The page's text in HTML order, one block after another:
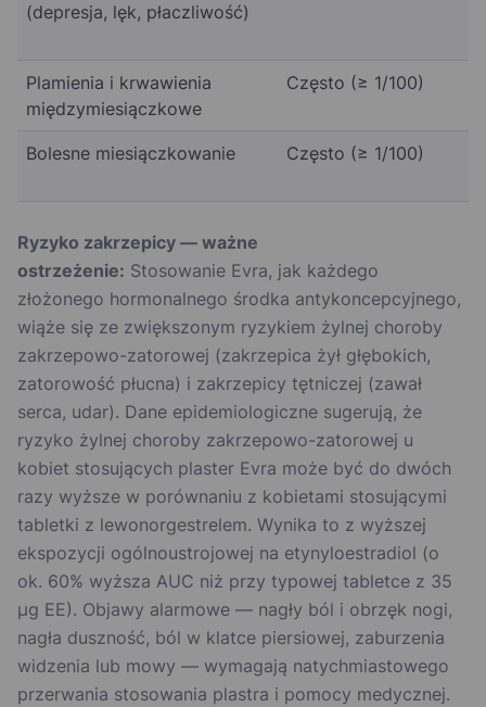
(depresja, lęk, płaczliwość)
Plamienia i krwawienia
międzymiesiączkowe
Często (≥ 1/100)
Bolesne miesiączkowanie Często (≥ 1/100)
Ryzyko zakrzepicy — ważne
ostrzeżenie: Stosowanie Evra, jak każdego
złożonego hormonalnego środka antykoncepcyjnego,
wiąże się ze zwiększonym ryzykiem żylnej choroby
zakrzepowo-zatorowej (zakrzepica żył głębokich,
zatorowość płucna) i zakrzepicy tętniczej (zawał
serca, udar). Dane epidemiologiczne sugerują, że
ryzyko żylnej choroby zakrzepowo-zatorowej u
kobiet stosujących plaster Evra może być do dwóch
razy wyższe w porównaniu z kobietami stosującymi
tabletki z lewonorgestrelem. Wynika to z wyższej
ekspozycji ogólnoustrojowej na etynyloestradiol (o
ok. 60% wyższa AUC niż przy typowej tabletce z 35
µg EE). Objawy alarmowe — nagły ból i obrzęk nogi,
nagła duszność, ból w klatce piersiowej, zaburzenia
widzenia lub mowy — wymagają natychmiastowego
przerwania stosowania plastra i pomocy medycznej.